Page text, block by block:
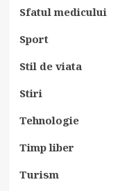
Sfatul medicului
Sport
Stil de viata
Stiri
Tehnologie
Timp liber
Turism